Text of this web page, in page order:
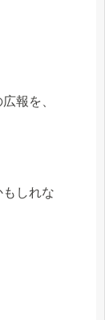
報を、
しれな